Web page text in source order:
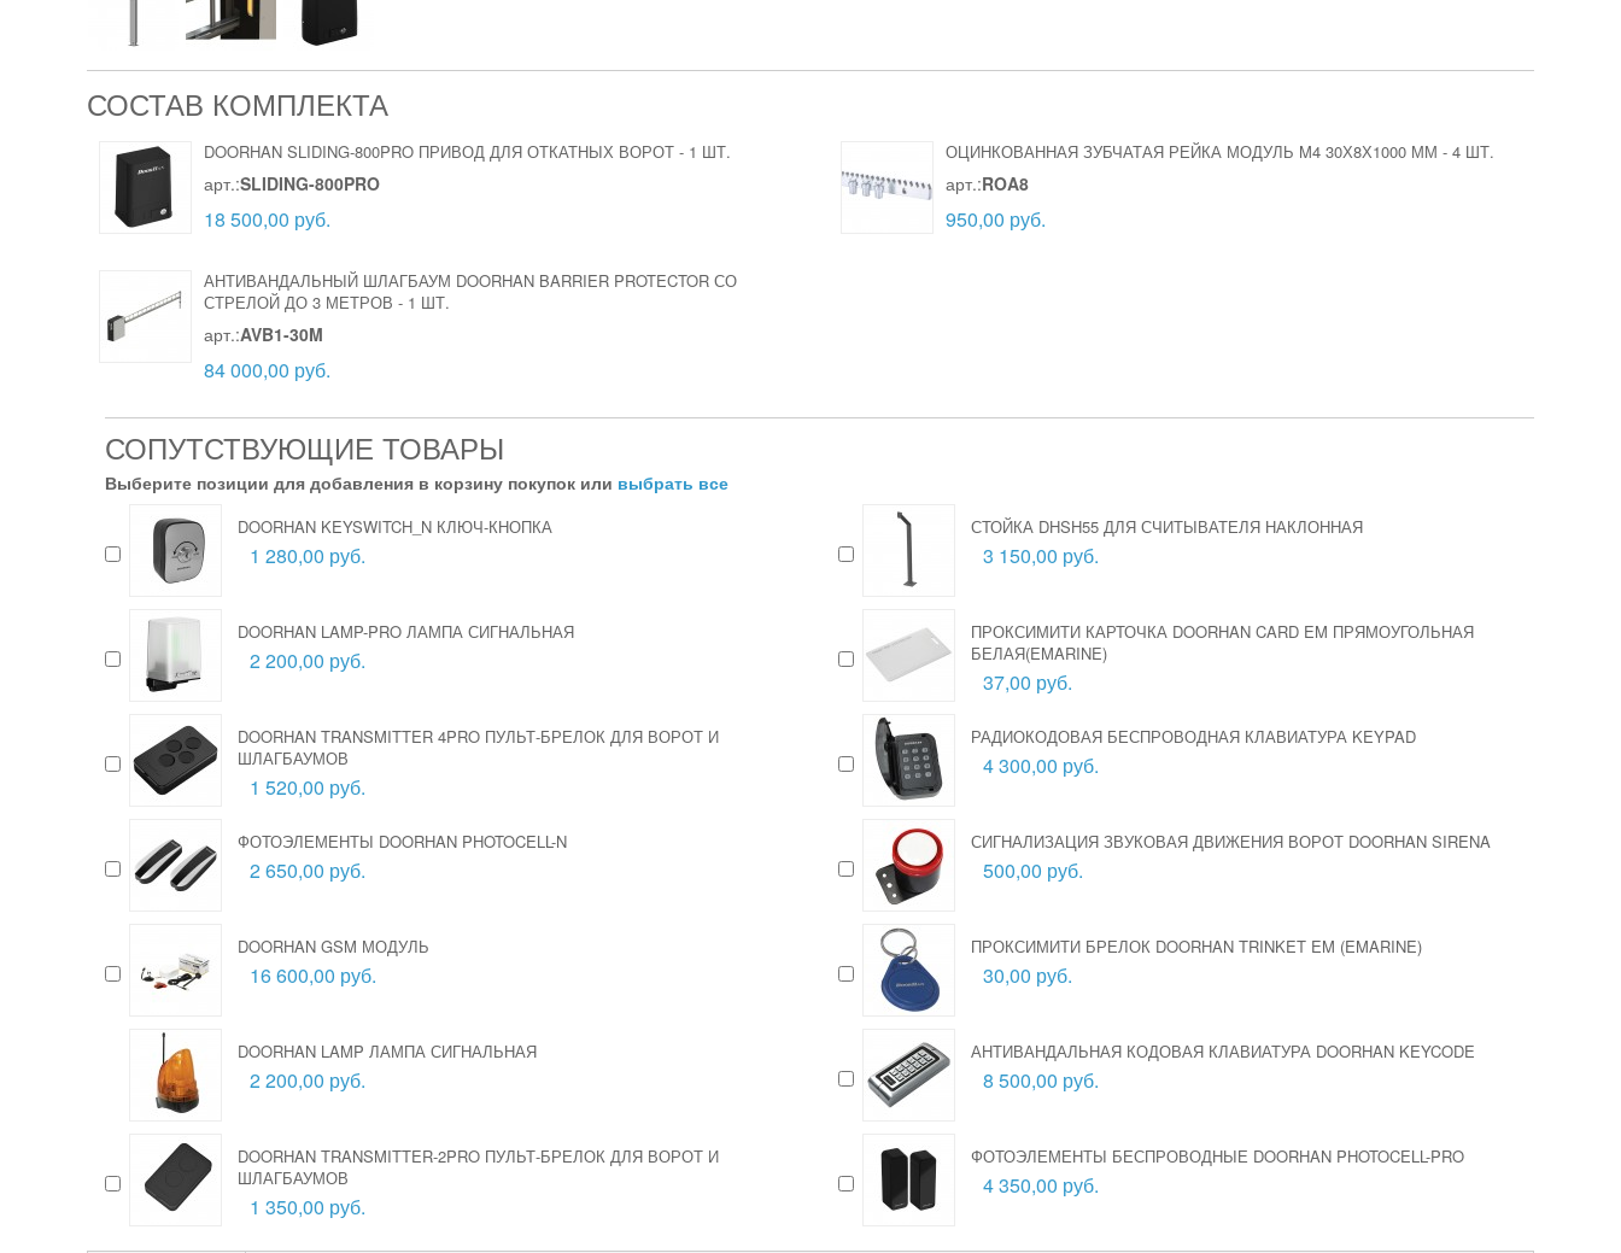
СОСТАВ КОМПЛЕКТА
DOORHAN SLIDING-800PRO ПРИВОД ДЛЯ ОТКАТНЫХ ВОРОТ - 1 ШТ.
арт.:SLIDING-800PRO
18 500,00 руб.
ОЦИНКОВАННАЯ ЗУБЧАТАЯ РЕЙКА МОДУЛЬ M4 30Х8Х1000 ММ - 4 ШТ.
арт.:ROA8
950,00 руб.
АНТИВАНДАЛЬНЫЙ ШЛАГБАУМ DOORHAN BARRIER PROTECTOR СО
СТРЕЛОЙ ДО 3 МЕТРОВ - 1 ШТ.
арт.:AVB1-30M
84 000,00 руб.
СОПУТСТВУЮЩИЕ ТОВАРЫ
Выберите позиции для добавления в корзину покупок или выбрать все
DOORHAN KEYSWITCH_N КЛЮЧ-КНОПКА
1 280,00 руб.
СТОЙКА DHSH55 ДЛЯ СЧИТЫВАТЕЛЯ НАКЛОННАЯ
3 150,00 руб.
DOORHAN LAMP-PRO ЛАМПА СИГНАЛЬНАЯ
2 200,00 руб.
ПРОКСИМИТИ КАРТОЧКА DOORHAN CARD EM ПРЯМОУГОЛЬНАЯ
БЕЛАЯ(EMARINE)
37,00 руб.
DOORHAN TRANSMITTER 4PRO ПУЛЬТ-БРЕЛОК ДЛЯ ВОРОТ И
ШЛАГБАУМОВ
1 520,00 руб.
РАДИОКОДОВАЯ БЕСПРОВОДНАЯ КЛАВИАТУРА KEYPAD
4 300,00 руб.
ФОТОЭЛЕМЕНТЫ DOORHAN PHOTOCELL-N
2 650,00 руб.
СИГНАЛИЗАЦИЯ ЗВУКОВАЯ ДВИЖЕНИЯ ВОРОТ DOORHAN SIRENA
500,00 руб.
DOORHAN GSM МОДУЛЬ
16 600,00 руб.
ПРОКСИМИТИ БРЕЛОК DOORHAN TRINKET EM (EMARINE)
30,00 руб.
DOORHAN LAMP ЛАМПА СИГНАЛЬНАЯ
2 200,00 руб.
АНТИВАНДАЛЬНАЯ КОДОВАЯ КЛАВИАТУРА DOORHAN KEYCODE
8 500,00 руб.
DOORHAN TRANSMITTER-2PRO ПУЛЬТ-БРЕЛОК ДЛЯ ВОРОТ И
ШЛАГБАУМОВ
1 350,00 руб.
ФОТОЭЛЕМЕНТЫ БЕСПРОВОДНЫЕ DOORHAN PHOTOCELL-PRO
4 350,00 руб.